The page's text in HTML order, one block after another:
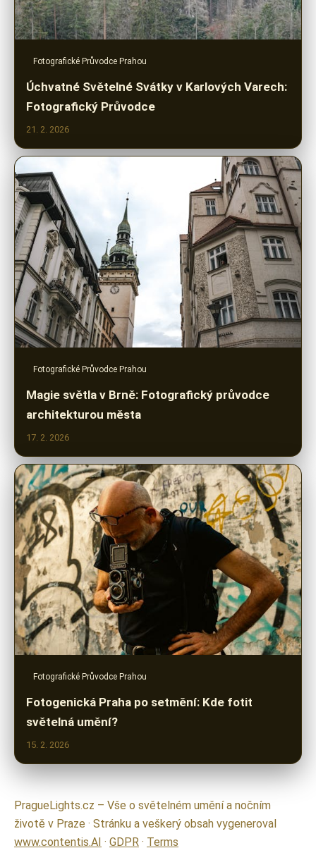
Fotografické Průvodce Prahou
Úchvatné Světelné Svátky v Karlových Varech:
Fotografický Průvodce
21. 2. 2026
Fotografické Průvodce Prahou
Magie světla v Brně: Fotografický průvodce
architekturou města
17. 2. 2026
Fotografické Průvodce Prahou
Fotogenická Praha po setmění: Kde fotit
světelná umění?
15. 2. 2026
PragueLights.cz – Vše o světelném umění a nočním
životě v Praze · Stránku a veškerý obsah vygeneroval
www.contentis.AI · GDPR · Terms